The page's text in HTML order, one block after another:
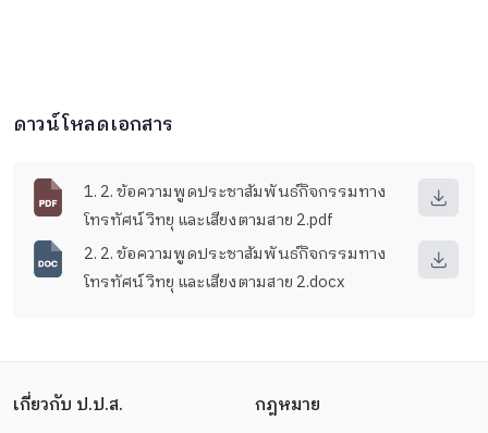
ดาวน์โหลดเอกสาร
1. 2. ข้อความพูดประชาสัมพันธ์กิจกรรมทาง
โทรทัศน์ วิทยุ และเสียงตามสาย 2.pdf
2. 2. ข้อความพูดประชาสัมพันธ์กิจกรรมทาง
โทรทัศน์ วิทยุ และเสียงตามสาย 2.docx
เกี่ยวกับ ป.ป.ส. กฎหมาย